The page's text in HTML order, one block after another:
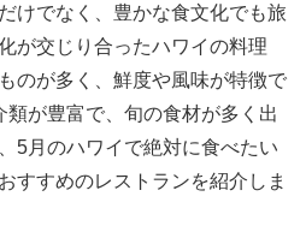
けでなく、豊かな食文化でも旅
が交じり合ったハワイの料理
のが多く、鮮度や風味が特徴で
が豊富で、旬の食材が多く出
5月のハワイで絶対に食べたい
すすめのレストランを紹介しま